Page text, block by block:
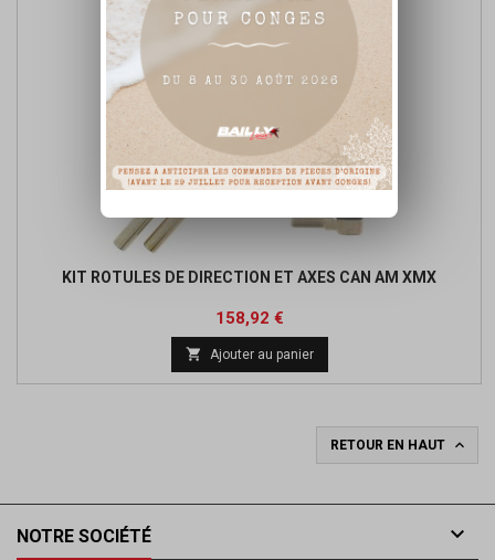
KIT ROTULES DE DIRECTION ET AXES CAN AM XMX
Prix
158,92 €Prix
de
base
 Ajouter au panier
RETOUR EN HAUT 
NOTRE SOCIÉTÉ 